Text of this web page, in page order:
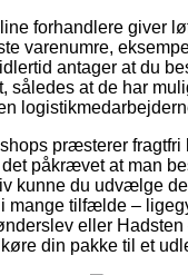
forhandlere giver
varenumre,
antager at du
således at de har
præsterer fragtfri
påkrævet at man
kunne du udvælge
mange tilfælde –
eller Hadsten
din pakke til et